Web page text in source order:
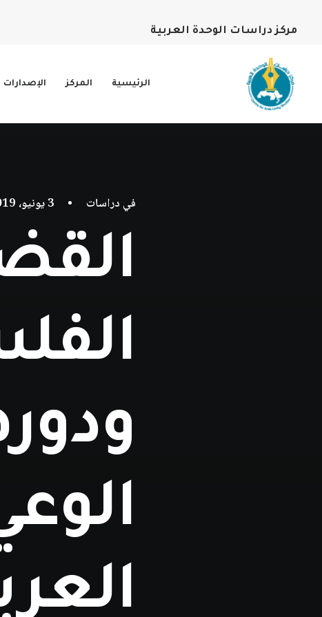
مركز دراسات الوحدة العربية
الرئيسية المركز الإصدارات
في دراسات • 3 يونيو، 2019